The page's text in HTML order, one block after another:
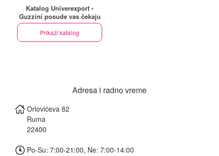
Katalog Univerexport -
Guzzini posude vas čekaju
Prikaži katalog
Adresa i radno vreme
Orlovićeva 82
Ruma
22400
Po-Su: 7:00-21:00, Ne: 7:00-14:00